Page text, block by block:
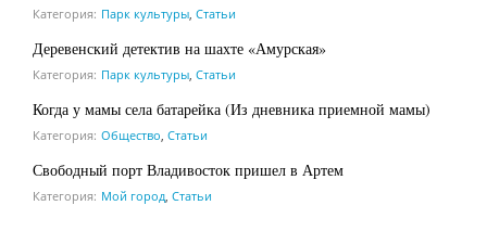
Категория: Парк культуры, Статьи
Деревенский детектив на шахте «Амурская»
Категория: Парк культуры, Статьи
Когда у мамы села батарейка (Из дневника приемной мамы)
Категория: Общество, Статьи
Свободный порт Владивосток пришел в Артем
Категория: Мой город, Статьи